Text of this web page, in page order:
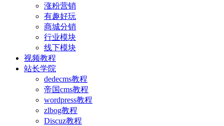
涨粉营销
有趣好玩
商城分销
行业模块
线下模块
视频教程
站长学院
dedecms教程
帝国cms教程
wordpress教程
zlbog教程
Discuz教程